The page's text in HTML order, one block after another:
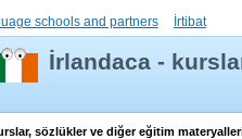
schools and partners İrtibat
İrlandaca -
sözlükler ve diğer eğitim